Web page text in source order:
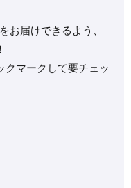
お届けできるよう、
クマークして要チェッ